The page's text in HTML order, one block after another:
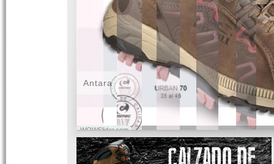
WOWSlider.com
Antara